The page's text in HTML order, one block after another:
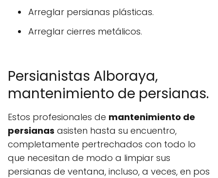
Arreglar persianas plásticas.
Arreglar cierres metálicos.
Persianistas Alboraya,
mantenimiento de persianas.
Estos profesionales de mantenimiento de
persianas asisten hasta su encuentro,
completamente pertrechados con todo lo
que necesitan de modo a limpiar sus
persianas de ventana, incluso, a veces, en pos